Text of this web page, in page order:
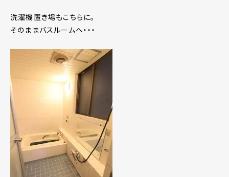
洗濯機置き場もこちらに。
そのままバスルームへ・・・